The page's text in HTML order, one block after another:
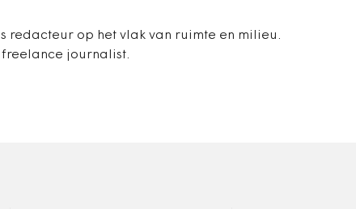
redacteur op het vlak van ruimte en milieu.
journalist.